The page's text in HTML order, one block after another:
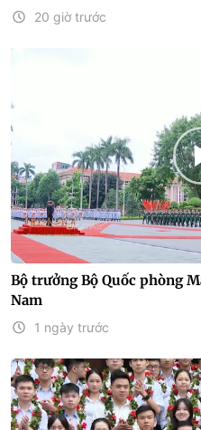
20 giờ trước
Bộ trưởng Bộ Quốc phòng
Nam
1 ngày trước